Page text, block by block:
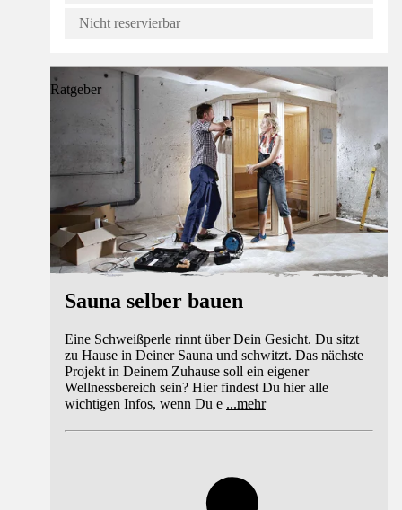
Nicht reservierbar
Ratgeber
Sauna selber bauen
Eine Schweißperle rinnt über Dein Gesicht. Du sitzt
zu Hause in Deiner Sauna und schwitzt. Das nächste
Projekt in Deinem Zuhause soll ein eigener
Wellnessbereich sein? Hier findest Du hier alle
wichtigen Infos, wenn Du e ...mehr